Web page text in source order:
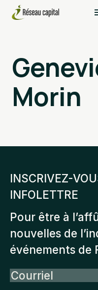
Morin
INSCRIVEZ-
INFOLETTRE
Pour être à
nouvelles de
événements de
Courriel